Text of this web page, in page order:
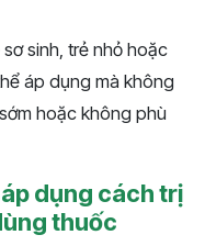
sơ sinh, trẻ nhỏ hoặc
áp dụng mà không
hoặc không phù
dụng cách trị
thuốc